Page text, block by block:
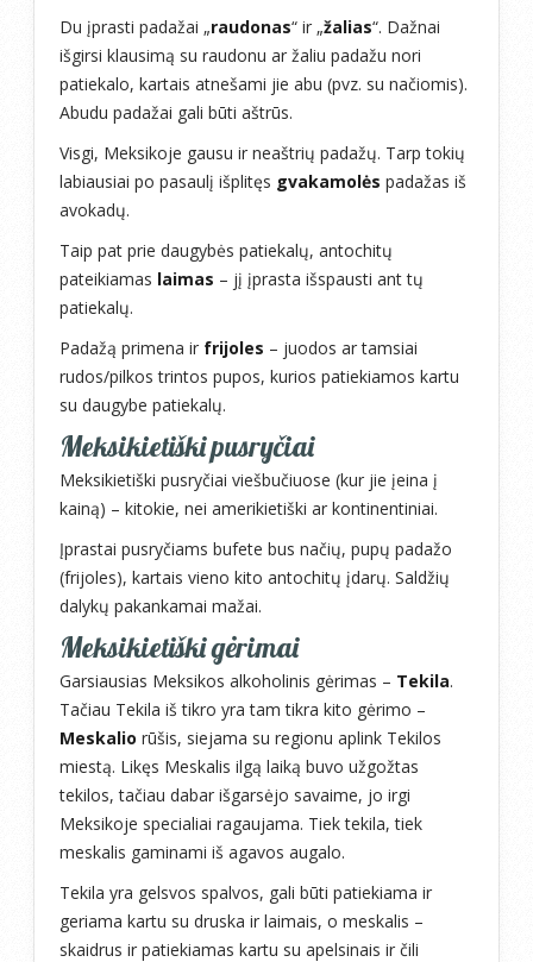
Du įprasti padažai „raudonas“ ir „žalias“. Dažnai
išgirsi klausimą su raudonu ar žaliu padažu nori
patiekalo, kartais atnešami jie abu (pvz. su načiomis).
Abudu padažai gali būti aštrūs.
Visgi, Meksikoje gausu ir neaštrių padažų. Tarp tokių
labiausiai po pasaulį išplitęs gvakamolės padažas iš
avokadų.
Taip pat prie daugybės patiekalų, antochitų
pateikiamas laimas – jį įprasta išspausti ant tų
patiekalų.
Padažą primena ir frijoles – juodos ar tamsiai
rudos/pilkos trintos pupos, kurios patiekiamos kartu
su daugybe patiekalų.
Meksikietiški pusryčiai
Meksikietiški pusryčiai viešbučiuose (kur jie įeina į
kainą) – kitokie, nei amerikietiški ar kontinentiniai.
Įprastai pusryčiams bufete bus načių, pupų padažo
(frijoles), kartais vieno kito antochitų įdarų. Saldžių
dalykų pakankamai mažai.
Meksikietiški gėrimai
Garsiausias Meksikos alkoholinis gėrimas – Tekila.
Tačiau Tekila iš tikro yra tam tikra kito gėrimo –
Meskalio rūšis, siejama su regionu aplink Tekilos
miestą. Likęs Meskalis ilgą laiką buvo užgožtas
tekilos, tačiau dabar išgarsėjo savaime, jo irgi
Meksikoje specialiai ragaujama. Tiek tekila, tiek
meskalis gaminami iš agavos augalo.
Tekila yra gelsvos spalvos, gali būti patiekiama ir
geriama kartu su druska ir laimais, o meskalis –
skaidrus ir patiekiamas kartu su apelsinais ir čili